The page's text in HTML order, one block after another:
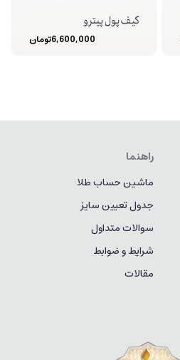
کیف پول پیترو
6,600,000تومان
راهنما
ماشین حساب طلا
جدول تعیین سایز
سوالات متداول
شرایط و ضوابط
مقالات